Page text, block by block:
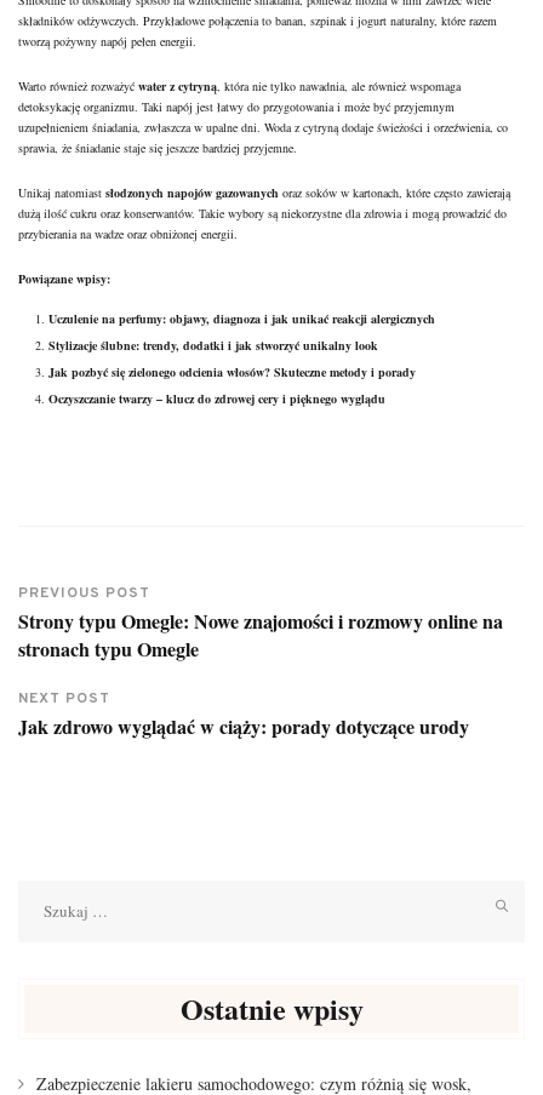
składników odżywczych. Przykładowe połączenia to banan, szpinak i jogurt naturalny, które razem
tworzą pożywny napój pełen energii.
Warto również rozważyć water z cytryną, która nie tylko nawadnia, ale również wspomaga
detoksykację organizmu. Taki napój jest łatwy do przygotowania i może być przyjemnym
uzupełnieniem śniadania, zwłaszcza w upalne dni. Woda z cytryną dodaje świeżości i orzeźwienia, co
sprawia, że śniadanie staje się jeszcze bardziej przyjemne.
Unikaj natomiast słodzonych napojów gazowanych oraz soków w kartonach, które często zawierają
dużą ilość cukru oraz konserwantów. Takie wybory są niekorzystne dla zdrowia i mogą prowadzić do
przybierania na wadze oraz obniżonej energii.
Powiązane wpisy:
Uczulenie na perfumy: objawy, diagnoza i jak unikać reakcji alergicznych
Stylizacje ślubne: trendy, dodatki i jak stworzyć unikalny look
Jak pozbyć się zielonego odcienia włosów? Skuteczne metody i porady
Oczyszczanie twarzy – klucz do zdrowej cery i pięknego wyglądu
PREVIOUS POST
Strony typu Omegle: Nowe znajomości i rozmowy online na
stronach typu Omegle
NEXT POST
Jak zdrowo wyglądać w ciąży: porady dotyczące urody
Ostatnie wpisy
Zabezpieczenie lakieru samochodowego: czym różnią się wosk,